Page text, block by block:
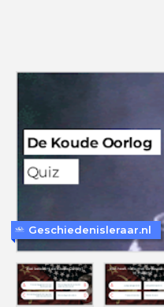
Geschiedenisleraar.nl